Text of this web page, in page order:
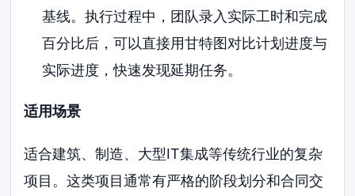
基线。执行过程中，团队录入实际工时和完成
百分比后，可以直接用甘特图对比计划进度与
实际进度，快速发现延期任务。
适用场景
适合建筑、制造、大型IT集成等传统行业的复杂
项目。这类项目通常有严格的阶段划分和合同交